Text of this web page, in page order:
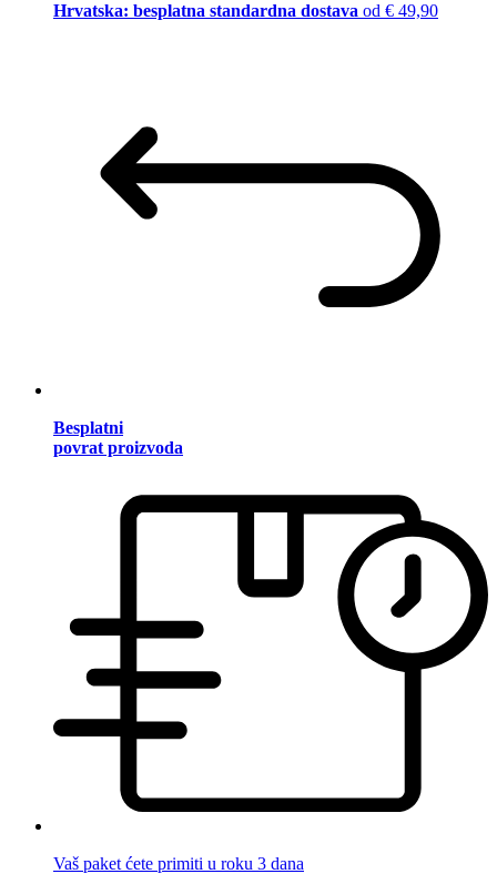
Hrvatska: besplatna standardna dostava od € 49,90
Besplatni
povrat proizvoda
Vaš paket ćete primiti u roku 3 dana